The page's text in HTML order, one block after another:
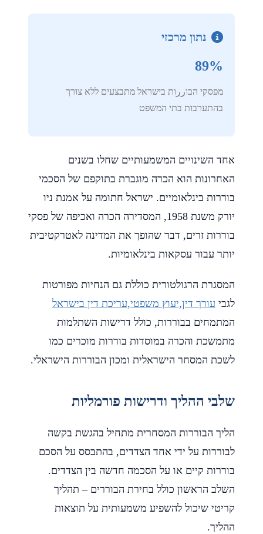
נתון מרכזי
89%
מפסקי הבוررות בישראל מתבצעים ללא צורך
בהתערבות בתי המשפט
אחד השינויים המשמעותיים שחלו בשנים
האחרונות הוא הכרה מוגברת בתוקפם של הסכמי
בוררות בינלאומיים. ישראל חתומה על אמנת ניו
יורק משנת 1958, המסדירה הכרה ואכיפה של פסקי
בוררות זרים, דבר שהופך את המדינה לאטרקטיבית
יותר עבור עסקאות בינלאומיות.
המסגרת הרגולטורית כוללת גם הנחיות מפורטות
לגבי עורך דין,יעוץ משפטי,עריכת דין בישראל
המתמחים בבוררות, כולל דרישות השתלמות
מתמשכת והכרה במוסדות בוררות מוכרים כמו
לשכת המסחר הישראלית ומכון הבוררות הישראלי.
שלבי ההליך ודרישות פורמליות
הליך הבוררות המסחרית מתחיל בהגשת בקשה
לבוררות על ידי אחד הצדדים, בהתבסס על הסכם
בוררות קיים או על הסכמה חדשה בין הצדדים.
השלב הראשון כולל בחירת הבוררים – תהליך
קריטי שיכול להשפיע משמעותית על תוצאות
ההליך.